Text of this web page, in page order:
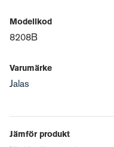
Modellkod
8208B
Varumärke
Jalas
Jämför produkt